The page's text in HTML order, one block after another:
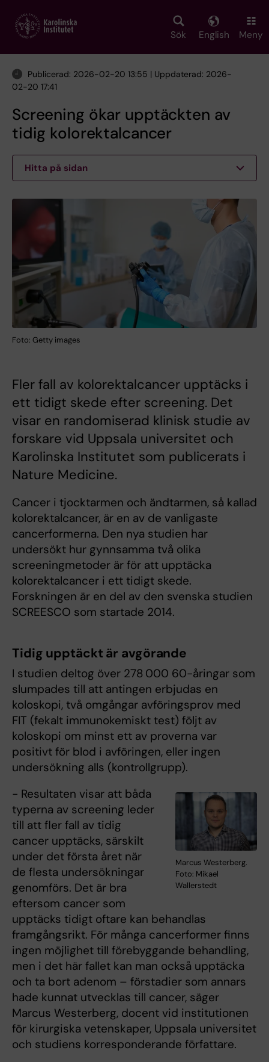
main
Sök English Meny
Publicerad: 2026-02-20 13:55 | Uppdaterad: 2026-
02-20 17:41
Screening ökar upptäckten av
tidig kolorektalcancer
Hitta på sidan
Foto: Getty images
Fler fall av kolorektalcancer upptäcks i
ett tidigt skede efter screening. Det
visar en randomiserad klinisk studie av
forskare vid Uppsala universitet och
Karolinska Institutet som publicerats i
Nature Medicine.
Cancer i tjocktarmen och ändtarmen, så kallad
kolorektalcancer, är en av de vanligaste
cancerformerna. Den nya studien har
undersökt hur gynnsamma två olika
screeningmetoder är för att upptäcka
kolorektalcancer i ett tidigt skede.
Forskningen är en del av den svenska studien
SCREESCO som startade 2014.
Tidig upptäckt är avgörande
I studien deltog över 278 000 60-åringar som
slumpades till att antingen erbjudas en
koloskopi, två omgångar avföringsprov med
FIT (fekalt immunokemiskt test) följt av
koloskopi om minst ett av proverna var
positivt för blod i avföringen, eller ingen
undersökning alls (kontrollgrupp).
Marcus Westerberg.
Foto: Mikael
Wallerstedt
− Resultaten visar att båda
typerna av screening leder
till att fler fall av tidig
cancer upptäcks, särskilt
under det första året när
de flesta undersökningar
genomförs. Det är bra
eftersom cancer som
upptäcks tidigt oftare kan behandlas
framgångsrikt. För många cancerformer finns
ingen möjlighet till förebyggande behandling,
men i det här fallet kan man också upptäcka
och ta bort adenom – förstadier som annars
hade kunnat utvecklas till cancer, säger
Marcus Westerberg, docent vid institutionen
för kirurgiska vetenskaper, Uppsala universitet
och studiens korresponderande författare.